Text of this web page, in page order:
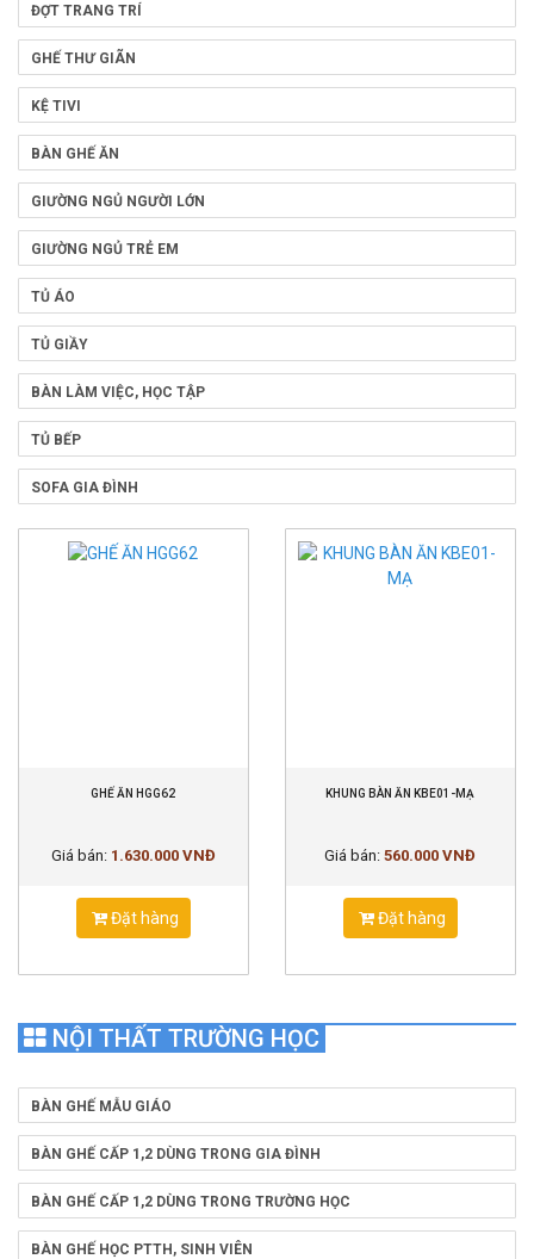
ĐỢT TRANG TRÍ
GHẾ THƯ GIÃN
KỆ TIVI
BÀN GHẾ ĂN
GIƯỜNG NGỦ NGƯỜI LỚN
GIƯỜNG NGỦ TRẺ EM
TỦ ÁO
TỦ GIẦY
BÀN LÀM VIỆC, HỌC TẬP
TỦ BẾP
SOFA GIA ĐÌNH
GHẾ ĂN HGG62
Giá bán: 1.630.000 VNĐ
Đặt hàng
KHUNG BÀN ĂN KBE01-MẠ
Giá bán:560.000 VNĐ
Đặt hàng
NỘI THẤT TRƯỜNG HỌC
BÀN GHẾ MẪU GIÁO
BÀN GHẾ CẤP 1,2 DÙNG TRONG GIA ĐÌNH
BÀN GHẾ CẤP 1,2 DÙNG TRONG TRƯỜNG HỌC
BÀN GHẾ HỌC PTTH, SINH VIÊN